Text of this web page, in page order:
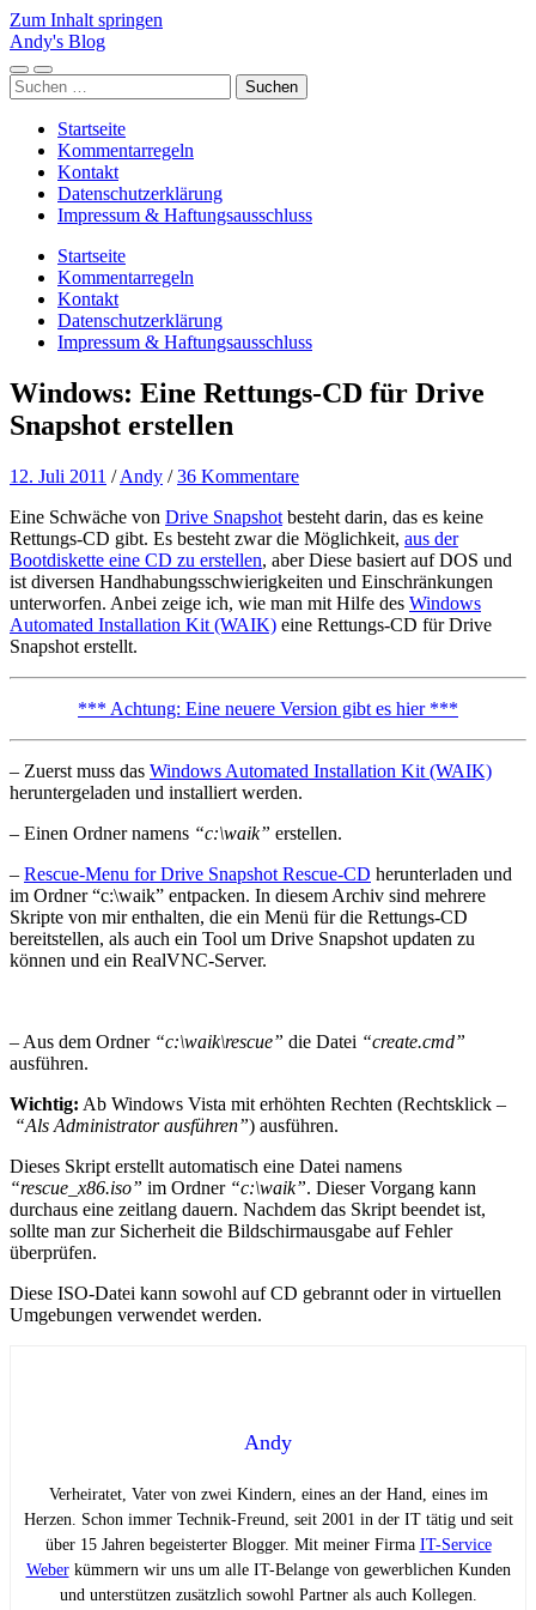
Zum Inhalt springen
Andy's Blog
Mobile-
Menü
Suchfeld
ein-/ausblenden
Suchen
nach:
Startseite
Kommentarregeln
Kontakt
Datenschutzerklärung
Impressum & Haftungsausschluss
Startseite
Kommentarregeln
Kontakt
Datenschutzerklärung
Impressum & Haftungsausschluss
Windows: Eine Rettungs-CD für Drive
Snapshot erstellen
12. Juli 2011 /Andy /36 Kommentare
Eine Schwäche von Drive Snapshot besteht darin, das es keine
Rettungs-CD gibt. Es besteht zwar die Möglichkeit, aus der
Bootdiskette eine CD zu erstellen, aber Diese basiert auf DOS und
ist diversen Handhabungsschwierigkeiten und Einschränkungen
unterworfen. Anbei zeige ich, wie man mit Hilfe des Windows
Automated Installation Kit (WAIK) eine Rettungs-CD für Drive
Snapshot erstellt.
*** Achtung: Eine neuere Version gibt es hier ***
– Zuerst muss das Windows Automated Installation Kit (WAIK)
heruntergeladen und installiert werden.
– Einen Ordner namens “c:\waik” erstellen.
– Rescue-Menu for Drive Snapshot Rescue-CD herunterladen und
im Ordner “c:\waik” entpacken. In diesem Archiv sind mehrere
Skripte von mir enthalten, die ein Menü für die Rettungs-CD
bereitstellen, als auch ein Tool um Drive Snapshot updaten zu
können und ein RealVNC-Server.
– Aus dem Ordner “c:\waik\rescue” die Datei “create.cmd”
ausführen.
Wichtig: Ab Windows Vista mit erhöhten Rechten (Rechtsklick –
“Als Administrator ausführen”) ausführen.
Dieses Skript erstellt automatisch eine Datei namens
“rescue_x86.iso” im Ordner “c:\waik”. Dieser Vorgang kann
durchaus eine zeitlang dauern. Nachdem das Skript beendet ist,
sollte man zur Sicherheit die Bildschirmausgabe auf Fehler
überprüfen.
Diese ISO-Datei kann sowohl auf CD gebrannt oder in virtuellen
Umgebungen verwendet werden.
Andy
Verheiratet, Vater von zwei Kindern, eines an der Hand, eines im
Herzen. Schon immer Technik-Freund, seit 2001 in der IT tätig und seit
über 15 Jahren begeisterter Blogger. Mit meiner Firma IT-Service
Weberkümmern wir uns um alle IT-Belange von gewerblichen Kunden
und unterstützen zusätzlich sowohl Partner als auch Kollegen.